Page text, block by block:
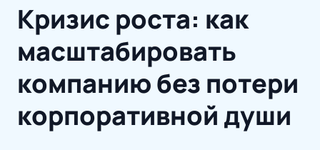
Кризис роста: как
масштабировать
компанию без потери
корпоративной души